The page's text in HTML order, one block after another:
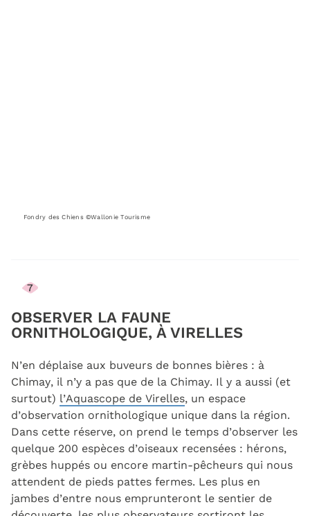
Fondry des Chiens ©Wallonie Tourisme
7
OBSERVER LA FAUNE
ORNITHOLOGIQUE, À VIRELLES
N’en déplaise aux buveurs de bonnes bières : à
Chimay, il n’y a pas que de la Chimay. Il y a aussi (et
surtout) l’Aquascope de Virelles, un espace
d’observation ornithologique unique dans la région.
Dans cette réserve, on prend le temps d’observer les
quelque 200 espèces d’oiseaux recensées : hérons,
grèbes huppés ou encore martin-pêcheurs qui nous
attendent de pieds pattes fermes. Les plus en
jambes d’entre nous emprunteront le sentier de